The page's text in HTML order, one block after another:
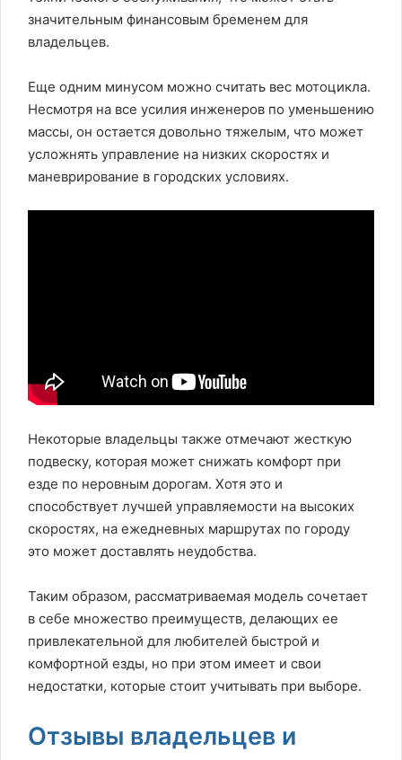
значительным финансовым бременем для
владельцев.
Еще одним минусом можно считать вес мотоцикла.
Несмотря на все усилия инженеров по уменьшению
массы, он остается довольно тяжелым, что может
усложнять управление на низких скоростях и
маневрирование в городских условиях.
Некоторые владельцы также отмечают жесткую
подвеску, которая может снижать комфорт при
езде по неровным дорогам. Хотя это и
способствует лучшей управляемости на высоких
скоростях, на ежедневных маршрутах по городу
это может доставлять неудобства.
Таким образом, рассматриваемая модель сочетает
в себе множество преимуществ, делающих ее
привлекательной для любителей быстрой и
комфортной езды, но при этом имеет и свои
недостатки, которые стоит учитывать при выборе.
Отзывы владельцев и